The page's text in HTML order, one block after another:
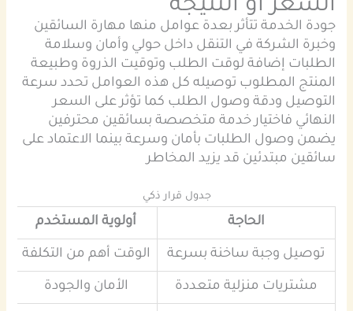
السعر أو النتيجة
جودة الخدمة تتأثر بعدة عوامل منها مهارة السائقين
وخبرة الشركة في التنقل داخل حولي وأمان وسلامة
الطلبات إضافة لوقت الطلب وتوقيت الذروة وطبيعة
المنتج المطلوب توصيله كل هذه العوامل تحدد سرعة
التوصيل ودقة وصول الطلب كما تؤثر على السعر
النهائي فاختيار خدمة متخصصة بسائقين محترفين
يضمن وصول الطلبات بأمان وسرعة بينما الاعتماد على
سائقين مبتدئين قد يزيد المخاطر
جدول قرار ذكي
الحاجة أولوية المستخدم
توصيل وجبة ساخنة بسرعة الوقت أهم من التكلفة
مشتريات منزلية متعددة الأمان والجودة